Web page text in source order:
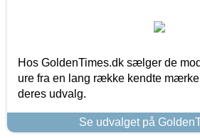
Hos GoldenTimes.dk sælger de
ure fra en lang række kendte
deres udvalg.
Se udvalget på